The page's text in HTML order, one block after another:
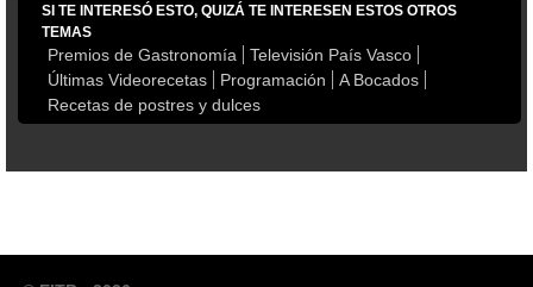
SI TE INTERESÓ ESTO, QUIZÁ TE INTERESEN ESTOS OTROS
TEMAS
Premios de Gastronomía
Televisión País Vasco
Últimas Videorecetas
Programación
A Bocados
Recetas de postres y dulces